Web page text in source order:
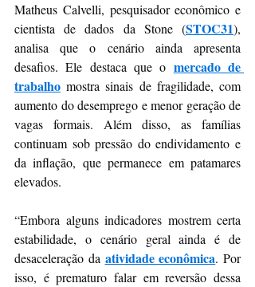
Matheus Calvelli, pesquisador econômico e
cientista de dados da Stone (STOC31),
analisa que o cenário ainda apresenta
desafios. Ele destaca que o mercado de
trabalho mostra sinais de fragilidade, com
aumento do desemprego e menor geração de
vagas formais. Além disso, as famílias
continuam sob pressão do endividamento e
da inflação, que permanece em patamares
elevados.
“Embora alguns indicadores mostrem certa
estabilidade, o cenário geral ainda é de
desaceleração da atividade econômica. Por
isso, é prematuro falar em reversão dessa